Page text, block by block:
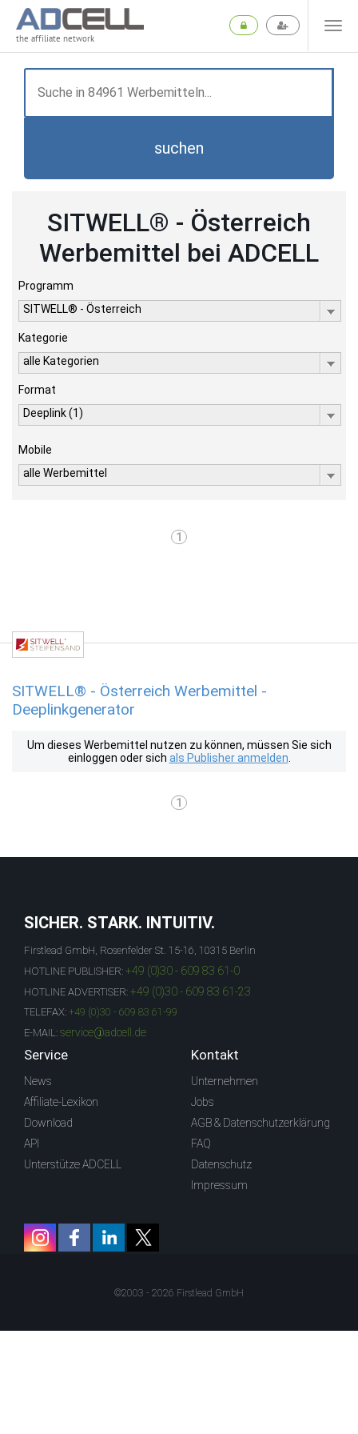
the affiliate network
suchen
SITWELL® - Österreich
Werbemittel bei ADCELL
Programm
SITWELL® - Österreich
Kategorie
alle Kategorien
Format
Deeplink (1)
Mobile
alle Werbemittel
1
SITWELL® - Österreich Werbemittel -
Deeplinkgenerator
Um dieses Werbemittel nutzen zu können, müssen Sie sich
einloggen oder sich als Publisher anmelden
1
SICHER. STARK. INTUITIV.
Firstlead GmbH, Rosenfelder St. 15-16, 10315 Berlin
HOTLINE PUBLISHER: +49 (0)30 - 609 83 61-0
HOTLINE ADVERTISER: +49 (0)30 - 609 83 61-23
TELEFAX: +49 (0)30 - 609 83 61-99
E-MAIL: service@adcell.de
Service
News
Affiliate-Lexikon
Download
API
Unterstütze ADCELL
Kontakt
Unternehmen
Jobs
AGB & Datenschutzerklärung
FAQ
Datenschutz
Impressum
©2003 - 2026 Firstlead GmbH